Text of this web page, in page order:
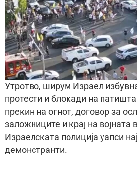
Утротво, ширум Израел
протести и блокади на
прекин на огнот, договор за
заложниците и крај на војната
Израелската полиција уапси
демонстранти.